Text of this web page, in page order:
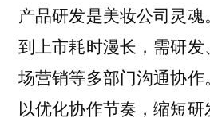
产品研发是美妆公司灵
到上市耗时漫长，需研
场营销等多部门沟通协
以优化协作节奏，缩短